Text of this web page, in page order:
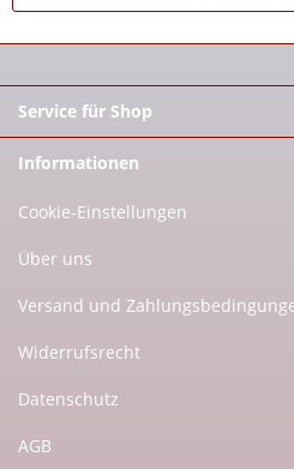
Service für Shop
Informationen
Cookie-Einstellungen
Über uns
Versand und
Widerrufsrecht
Datenschutz
AGB